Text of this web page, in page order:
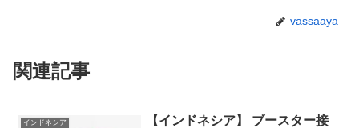
vassaaya
関連記事
インドネシア
【インドネシア】 ブースター接